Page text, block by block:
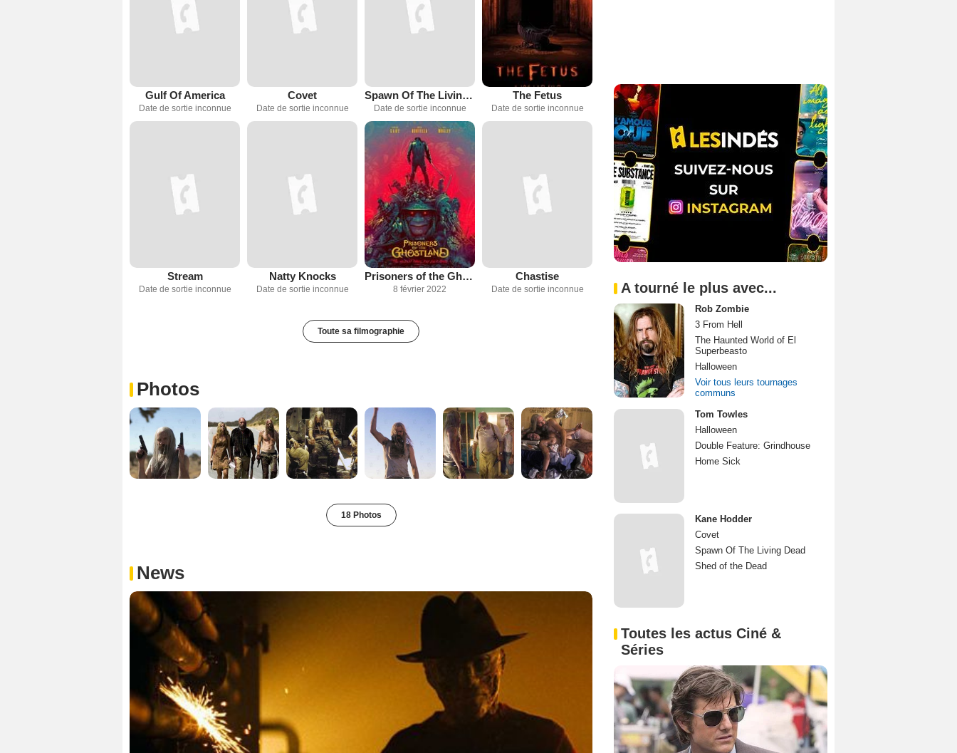
Gulf Of America
Date de sortie inconnue
Covet
Date de sortie inconnue
Spawn Of The Living Dead
Date de sortie inconnue
The Fetus
Date de sortie inconnue
Stream
Date de sortie inconnue
Natty Knocks
Date de sortie inconnue
Prisoners of the Ghostland
8 février 2022
Chastise
Date de sortie inconnue
Toute sa filmographie
Photos
18 Photos
News
A tourné le plus avec...
Rob Zombie
3 From Hell
The Haunted World of El
Superbeasto
Halloween
Voir tous leurs tournages
communs
Tom Towles
Halloween
Double Feature: Grindhouse
Home Sick
Kane Hodder
Covet
Spawn Of The Living Dead
Shed of the Dead
Toutes les actus Ciné &
Séries